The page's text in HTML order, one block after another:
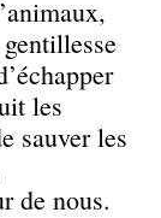
les
sauver les
de nous.